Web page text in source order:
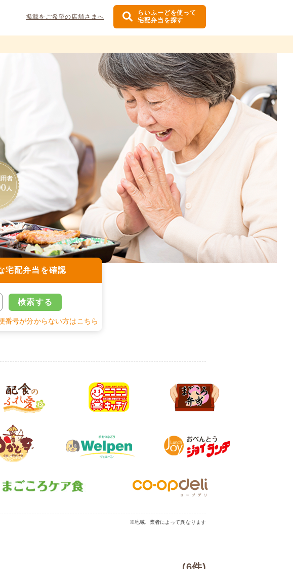
掲載をご希望の店舗さまへ
らいふーどを使って
宅配弁当を探す
宅配弁当を確認
検索する
番号が分からない方はこちら
※地域、業者によって異なります